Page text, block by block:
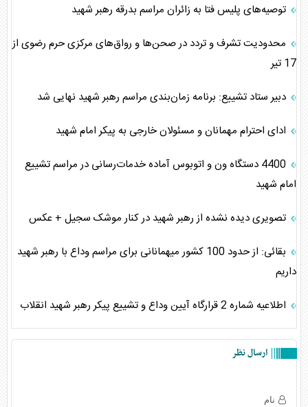
توصیه‌های پلیس فتا به زائران مراسم بدرقه رهبر شهید
محدودیت‌ تشرف و تردد در صحن‌ها و رواق‌های مرکزی حرم رضوی از
17 تیر
دبیر ستاد تشییع: برنامه زمان‌بندی مراسم رهبر شهید نهایی شد
ادای احترام مهمانان و مسئولان خارجی به پیکر امام شهید
4400 دستگاه ون و اتوبوس آماده خدمات‌رسانی در مراسم تشییع
امام شهید
تصویری دیده نشده از رهبر شهید در کنار موشک سجیل + عکس
بقائی: از حدود 100 کشور میهمانانی برای مراسم وداع با رهبر شهید
داریم
اطلاعیه شماره 2 قرارگاه آیین وداع و تشییع پیکر رهبر شهید انقلاب
ارسال نظر
نام